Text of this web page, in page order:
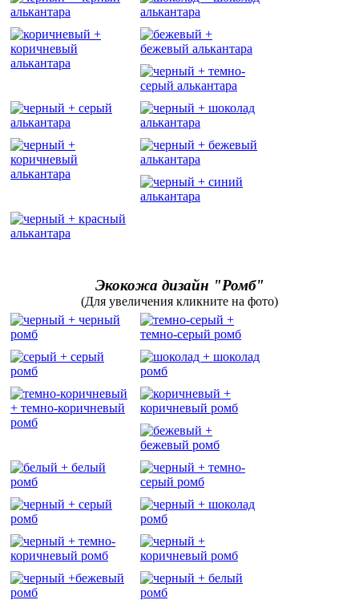
Экокожа дизайн "Ромб"
(Для увеличения кликните на фото)